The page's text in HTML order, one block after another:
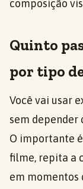
composição
Quinto
por tipo
Você vai usar
sem depender
O importante
filme, repita a
em momentos